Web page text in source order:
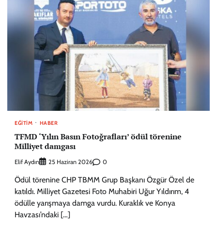
EĞITIM HABER
TFMD ‘Yılın Basın Fotoğrafları’ ödül törenine
Milliyet damgası
Elif Aydın 25 Haziran 2026 0
Ödül törenine CHP TBMM Grup Başkanı Özgür Özel de
katıldı. Milliyet Gazetesi Foto Muhabiri Uğur Yıldırım, 4
ödülle yarışmaya damga vurdu. Kuraklık ve Konya
Havzası’ndaki […]